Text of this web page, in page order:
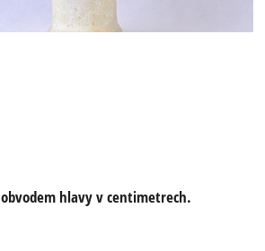
hlavy v centimetrech.